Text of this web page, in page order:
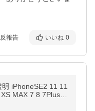
報告 いいね 0
iPhoneSE2 11 11
MAX 7 8 7Plus 8
イフォン カバー